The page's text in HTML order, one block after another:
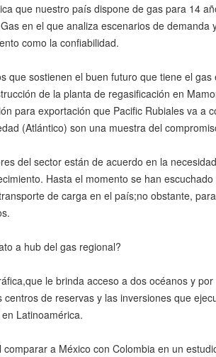
que nuestro país dispone de gas para 14
en el que analiza escenarios de
como la confiabilidad.
que sostienen el buen futuro que tiene el
de la planta de regasificación en
para exportación que Pacific Rubiales va a
(Atlántico) son una muestra del
del sector están de acuerdo en la
Hasta el momento se han
de carga en el país;no obstante,
a hub del gas regional?
le brinda acceso a dos océanos y
de reservas y las inversiones que
Latinoamérica.
comparar a México con Colombia en un